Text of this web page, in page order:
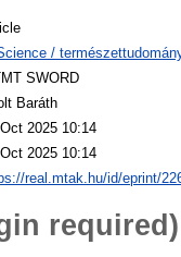
/
SWORD
Baráth
2025 10:14
2025 10:14
real.mtak.hu/id/eprint/
required)